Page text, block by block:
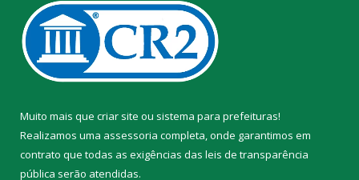
Muito mais que criar site ou sistema para prefeituras!
Realizamos uma assessoria completa, onde garantimos em
contrato que todas as exigências das leis de transparência
pública serão atendidas.